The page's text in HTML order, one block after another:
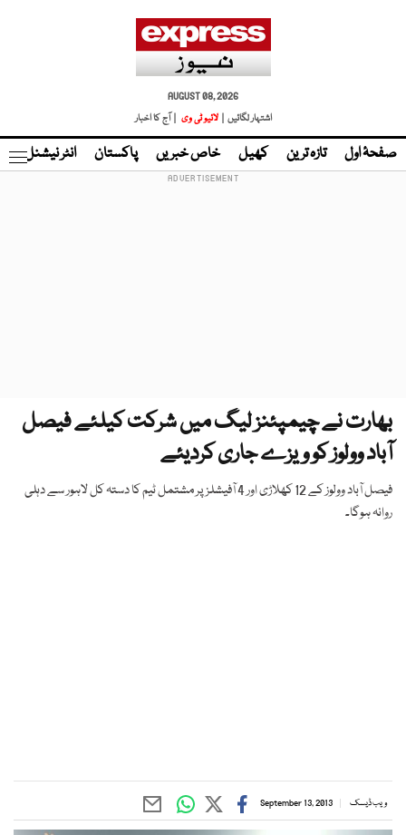
AUGUST 08, 2026
اشتہار لگائیں |
لائیو ٹی وی | آج کا اخبار
صفحۂ اول تازہ ترین کھیل خاص خبریں پاکستان انٹر نیشنل
بھارت نے چیمپئنز لیگ میں شرکت کیلئے فیصل
آباد وولوز کو ویزے جاری کردیئے
فیصل آباد وولوز کے 12 کھلاڑی اور 4 آفیشلز پر مشتمل ٹیم کا دستہ کل لاہور سے دہلی
روانہ ہوگا۔
ویب ڈیسک September 13, 2013